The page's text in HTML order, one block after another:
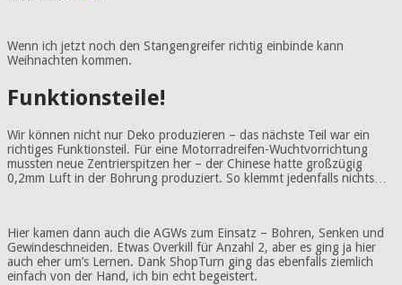
Wenn ich jetzt noch den Stangengreifer richtig einbinde kann
Weihnachten kommen.
Funktionsteile!
Wir können nicht nur Deko produzieren – das nächste Teil war ein
richtiges Funktionsteil. Für eine Motorradreifen-Wuchtvorrichtung
mussten neue Zentrierspitzen her – der Chinese hatte großzügig
0,2mm Luft in der Bohrung produziert. So klemmt jedenfalls nichts…
Hier kamen dann auch die AGWs zum Einsatz – Bohren, Senken und
Gewindeschneiden. Etwas Overkill für Anzahl 2, aber es ging ja hier
auch eher um’s Lernen. Dank ShopTurn ging das ebenfalls ziemlich
einfach von der Hand, ich bin echt begeistert.